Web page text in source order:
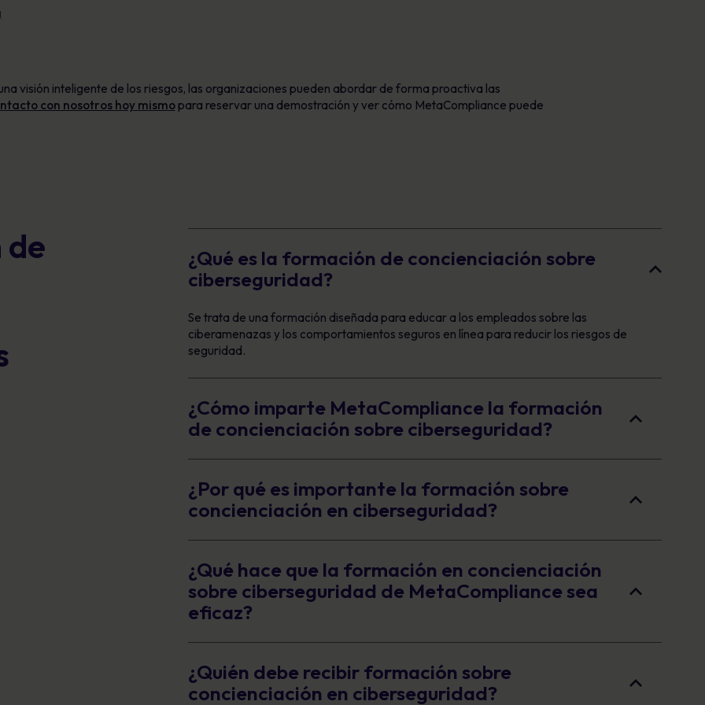
visión inteligente de los riesgos, las organizaciones pueden abordar de forma proactiva las
con nosotros hoy mismopara reservar una demostración y ver cómo MetaCompliance puede
de
¿Qué es la formación de concienciación sobre
ciberseguridad?
Se trata de una formación diseñada para educar a los empleados sobre las
ciberamenazas y los comportamientos seguros en línea para reducir los riesgos de
seguridad.
¿Cómo imparte MetaCompliance la formación
de concienciación sobre ciberseguridad?
¿Por qué es importante la formación sobre
concienciación en ciberseguridad?
¿Qué hace que la formación en concienciación
sobre ciberseguridad de MetaCompliance sea
eficaz?
¿Quién debe recibir formación sobre
concienciación en ciberseguridad?